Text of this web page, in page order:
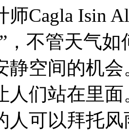
师Cagla Isin
，不管天气
静空间的机
人们站在里
人可以拜托